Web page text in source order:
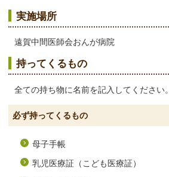
実施場所
遠賀中間医師会おんが病院
持ってくるもの
全ての持ち物に名前を記入してください。
必ず持ってくるもの
母子手帳
乳児医療証（こども医療証）